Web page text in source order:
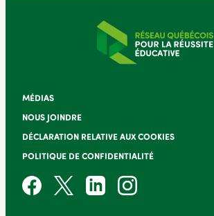
MÉDIAS
NOUS JOINDRE
DÉCLARATION RELATIVE AUX COOKIES
POLITIQUE DE CONFIDENTIALITÉ